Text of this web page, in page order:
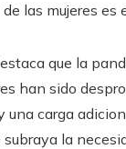
las mujeres
que la
han sido
una carga
subraya la